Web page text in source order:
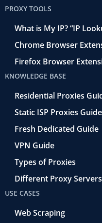
PROXY TOOLS
What is My IP? “IP
Chrome Browser
Firefox Browser
KNOWLEDGE BASE
Residential Proxies
Static ISP Proxies Guide
Fresh Dedicated Guide
VPN Guide
Types of Proxies
Different Proxy Servers
USE CASES
Web Scraping